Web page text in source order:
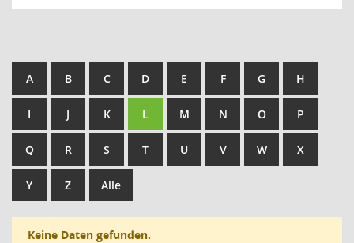
A B C D E F G H
I J K L M N O P
Q R S T U V W X
Y Z Alle
Keine Daten gefunden.